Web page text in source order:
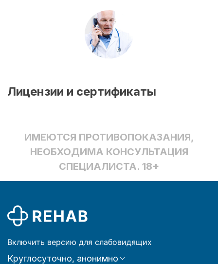
Лицензии и сертификаты
ИМЕЮТСЯ ПРОТИВОПОКАЗАНИЯ,
НЕОБХОДИМА КОНСУЛЬТАЦИЯ
СПЕЦИАЛИСТА. 18+
Включить версию для слабовидящих
Круглосуточно, анонимно